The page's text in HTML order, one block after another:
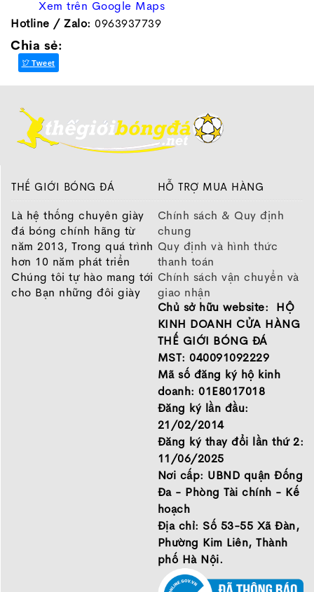
Xem trên Google Maps
Hotline / Zalo: 0963937739
Chia sẻ:
Tweet
THẾ GIỚI BÓNG ĐÁ
Là hệ thống chuyên giày
đá bóng chính hãng từ
năm 2013, Trong quá trình
hơn 10 năm phát triển
Chúng tôi tự hào mang tới
cho Bạn những đôi giày
HỖ TRỢ MUA HÀNG
Chính sách & Quy định
chung
Quy định và hình thức
thanh toán
Chính sách vận chuyển và
giao nhận
Chính sách bảo hành
Chính sách bảo mật thông
tin
Chủ sở hữu website: HỘ
KINH DOANH CỬA HÀNG
THẾ GIỚI BÓNG ĐÁ
MST: 040091092229
Mã số đăng ký hộ kinh
doanh: 01E8017018
Đăng ký lần đầu:
21/02/2014
Đăng ký thay đổi lần thứ 2:
11/06/2025
Nơi cấp: UBND quận Đống
Đa - Phòng Tài chính - Kế
hoạch
Địa chỉ: Số 53-55 Xã Đàn,
Phường Kim Liên, Thành
phố Hà Nội.